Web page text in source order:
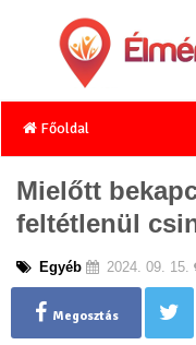
Főoldal
Mielőtt
feltétlenül
Egyéb 2024. 09. 15.
Megosztás